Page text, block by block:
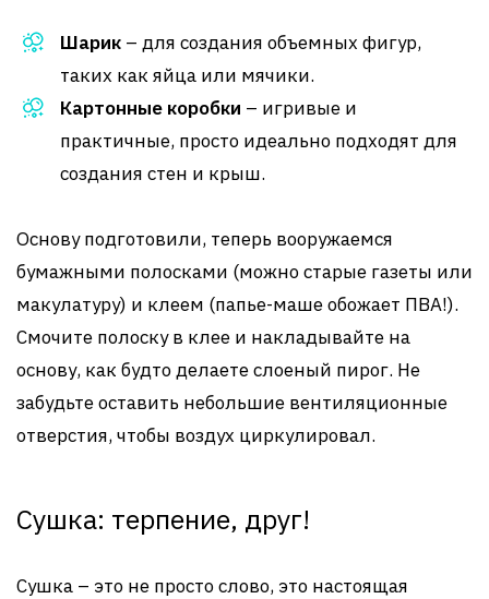
Шарик – для создания объемных фигур,
таких как яйца или мячики.
Картонные коробки – игривые и
практичные, просто идеально подходят для
создания стен и крыш.
Основу подготовили, теперь вооружаемся
бумажными полосками (можно старые газеты или
макулатуру) и клеем (папье-маше обожает ПВА!).
Смочите полоску в клее и накладывайте на
основу, как будто делаете слоеный пирог. Не
забудьте оставить небольшие вентиляционные
отверстия, чтобы воздух циркулировал.
Сушка: терпение, друг!
Сушка – это не просто слово, это настоящая